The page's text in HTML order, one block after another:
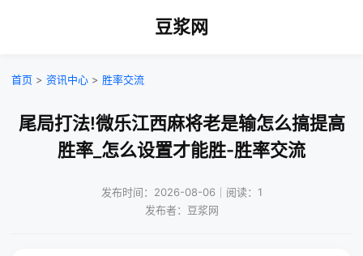
豆浆网
首页 > 资讯中心 > 胜率交流
尾局打法!微乐江西麻将老是输怎么搞提高
胜率_怎么设置才能胜-胜率交流
发布时间：2026-08-06｜阅读：1
发布者：豆浆网